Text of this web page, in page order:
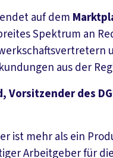
auf dem
Spektrum an
aus der
Vorsitzender des
ist mehr als ein
Arbeitgeber für